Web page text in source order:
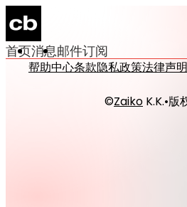
首页消息邮件订阅
帮助中心条款隐私政策法律声明
©Zaiko K.K.•版